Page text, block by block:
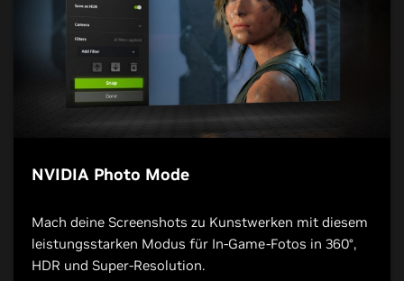
NVIDIA Photo Mode
Mach deine Screenshots zu Kunstwerken mit diesem
leistungsstarken Modus für In-Game-Fotos in 360°,
HDR und Super-Resolution.